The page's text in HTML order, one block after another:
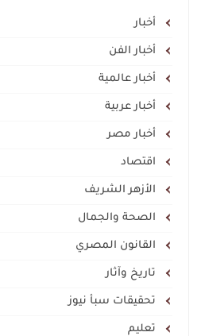
أخبار
أخبار الفن
أخبار عالمية
أخبار عربية
أخبار مصر
اقتصاد
الأزهر الشريف
الصحة والجمال
القانون المصري
تاريخ وآثار
تحقيقات سبأ نيوز
تعليم